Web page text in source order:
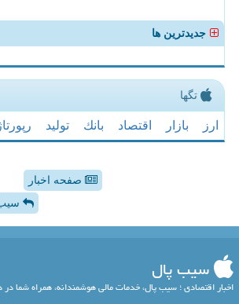
جدیدترین ها
تگها
ارز بازار اقتصاد بانك تولید رپورتاژ
صفحه اخبار
سیب پال
اخبار اقتصادی ؛ سیب پال، خدمات مالی هوشمندانه، همراه شما در